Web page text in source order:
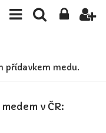
přídavkem medu.
v ČR: